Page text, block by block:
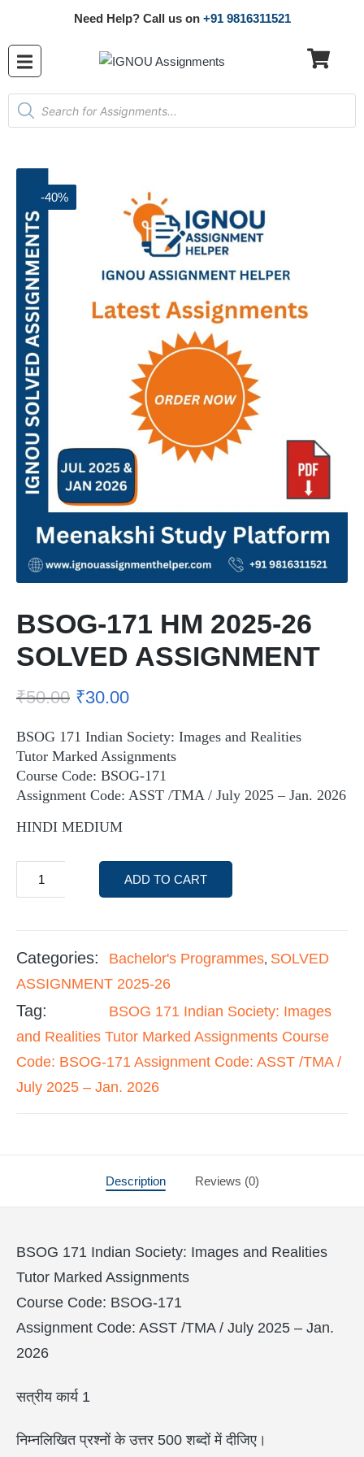
Need Help? Call us on +91 9816311521
-40%
BSOG-171 HM 2025-26
SOLVED ASSIGNMENT
₹50.00 ₹30.00
BSOG 171 Indian Society: Images and Realities
Tutor Marked Assignments
Course Code: BSOG-171
Assignment Code: ASST /TMA / July 2025 – Jan. 2026
HINDI MEDIUM
ADD TO CART
Categories: Bachelor's Programmes, SOLVED
ASSIGNMENT 2025-26
Tag:
BSOG 171 Indian Society: Images
and Realities Tutor Marked Assignments Course
Code: BSOG-171 Assignment Code: ASST /TMA /
July 2025 – Jan. 2026
Description Reviews (0)
BSOG 171 Indian Society: Images and Realities
Tutor Marked Assignments
Course Code: BSOG-171
Assignment Code: ASST /TMA / July 2025 – Jan.
2026
सत्रीय कार्य 1
निम्नलिखित प्रश्नों के उत्तर 500 शब्दों में दीजिए।